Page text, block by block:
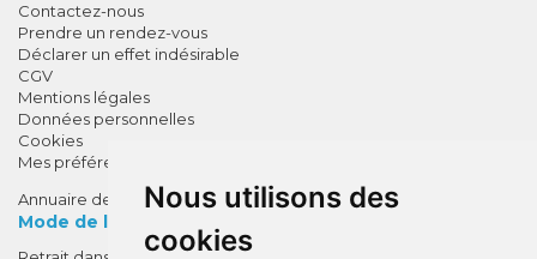
Nous utilisons des
cookies
Contactez-nous
Prendre un rendez-vous
Déclarer un effet indésirable
CGV
Mentions légales
Données personnelles
Cookies
Mes préférences Cookies
Annuaire des pharmacies
Mode de livraison